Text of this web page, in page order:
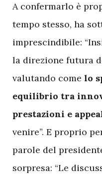
A confermarlo è
tempo stesso, ha
imprescindibile:
la direzione futura
valutando come lo
equilibrio tra
prestazioni e
venire”. E proprio
parole del
sorpresa: “Le